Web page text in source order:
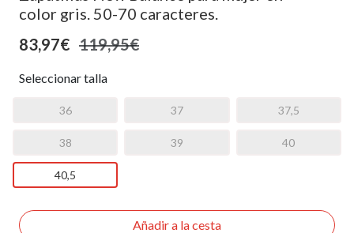
color gris. 50-70 caracteres.
83,97€ 119,95€
Seleccionar talla
36 37 37,5
38 39 40
40,5